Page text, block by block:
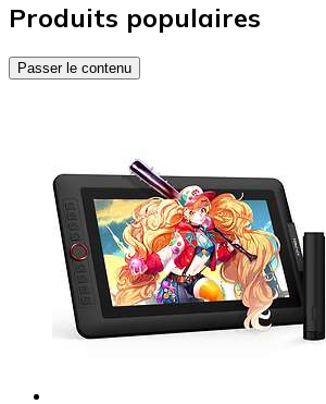
Produits populaires
Passer le contenu